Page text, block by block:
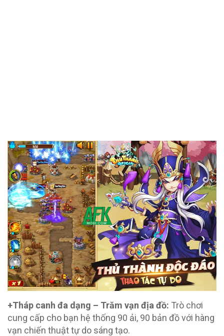
+Tháp canh đa dạng – Trăm vạn địa đồ: Trò chơi
cung cấp cho bạn hệ thống 90 ải, 90 bản đồ với hàng
vạn chiến thuật tự do sáng tạo.